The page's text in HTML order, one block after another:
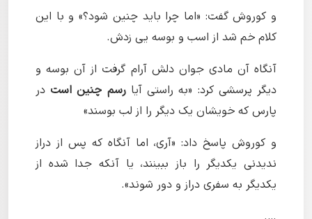
و کوروش گفت: «اما چرا باید چنین شود؟» و با این
کلام خم شد از اسب و بوسه یی زدش.
آنگاه آن مادی جوان دلش آرام گرفت از آن بوسه و
دیگر پرسشی کرد: «به راستی آیارسم چنین است در
پارس که خویشان یک دیگر را از لب بوسند»
و کوروش پاسخ داد: «آری، اما آنگاه که پس از دراز
ندیدنی یکدیگر را باز ببینند، یا آنکه جدا شده از
یکدیگر به سفری دراز و دور شوند».